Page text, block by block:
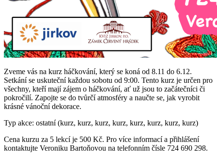
Zveme vás na kurz háčkování, který se koná od 8.11 do 6.12.
Setkání se uskuteční každou sobotu od 9:00. Tento kurz je určen pro
všechny, kteří mají zájem o háčkování, ať už jsou to začátečníci či
pokročilí. Zapojte se do tvůrčí atmosféry a naučte se, jak vyrobit
krásné vánoční dekorace.
Typ akce: ostatní (kurz, kurz, kurz, kurz, kurz, kurz, kurz, kurz)
Cena kurzu za 5 lekcí je 500 Kč. Pro více informací a přihlášení
kontaktujte Veroniku Bartoňovou na telefonním čísle 724 690 298.